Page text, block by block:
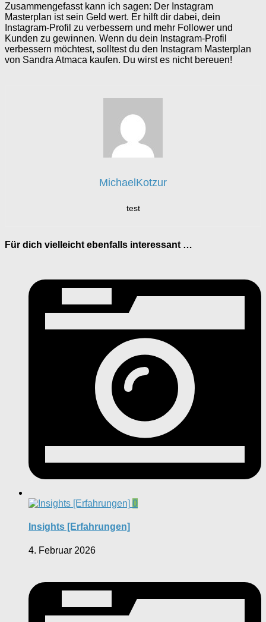
Zusammengefasst kann ich sagen: Der Instagram
Masterplan ist sein Geld wert. Er hilft dir dabei, dein
Instagram-Profil zu verbessern und mehr Follower und
Kunden zu gewinnen. Wenn du dein Instagram-Profil
verbessern möchtest, solltest du den Instagram Masterplan
von Sandra Atmaca kaufen. Du wirst es nicht bereuen!
MichaelKotzur
test
Für dich vielleicht ebenfalls interessant …
0
Insights [Erfahrungen]
4. Februar 2026